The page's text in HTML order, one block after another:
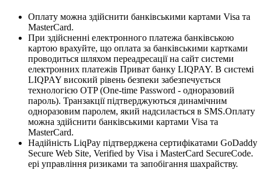
Оплату можна здійснити банківськими картами Visa та
MasterCard.
При здійсненні електронного платежа банківською
картою врахуйте, що оплата за банківськими картками
проводиться шляхом переадресації на сайт системи
електронних платежів Приват банку LIQPAY. В системі
LIQPAY високий рівень безпеки забезпечується
технологією OTP (One-time Password - одноразовий
пароль). Транзакції підтверджуються динамічним
одноразовим паролем, який надсилається в SMS.Оплату
можна здійснити банківськими картами Visa та
MasterCard.
Надійність LiqPay підтверджена сертифікатами GoDaddy
Secure Web Site, Verified by Visa і MasterCard SecureCode.
ері управління ризиками та запобігання шахрайству.